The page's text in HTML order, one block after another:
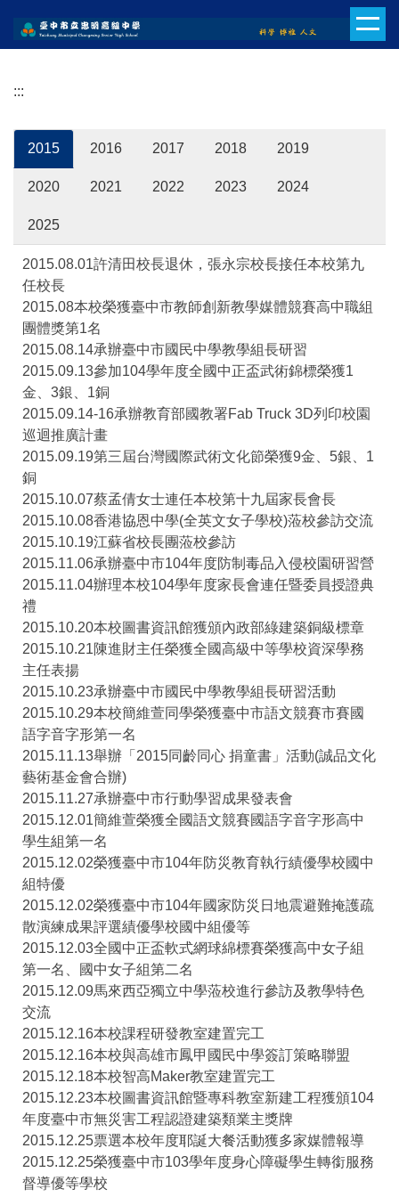
到
內
:::
2015 2016 2017 2018 2019
2020 2021 2022 2023 2024
2025
2015.08.01許清田校長退休，張永宗校長接任本校第九
任校長
2015.08本校榮獲臺中市教師創新教學媒體競賽高中職組
團體獎第1名
2015.08.14承辦臺中市國民中學教學組長研習
2015.09.13參加104學年度全國中正盃武術錦標榮獲1
金、3銀、1銅
2015.09.14-16承辦教育部國教署Fab Truck 3D列印校園
巡迴推廣計畫
2015.09.19第三屆台灣國際武術文化節榮獲9金、5銀、1
銅
2015.10.07蔡孟倩女士連任本校第十九屆家長會長
2015.10.08香港協恩中學(全英文女子學校)蒞校參訪交流
2015.10.19江蘇省校長團蒞校參訪
2015.11.06承辦臺中市104年度防制毒品入侵校園研習營
2015.11.04辦理本校104學年度家長會連任暨委員授證典
禮
2015.10.20本校圖書資訊館獲頒內政部綠建築銅級標章
2015.10.21陳進財主任榮獲全國高級中等學校資深學務
主任表揚
2015.10.23承辦臺中市國民中學教學組長研習活動
2015.10.29本校簡維萱同學榮獲臺中市語文競賽市賽國
語字音字形第一名
2015.11.13舉辦「2015同齡同心 捐童書」活動(誠品文化
藝術基金會合辦)
2015.11.27承辦臺中市行動學習成果發表會
2015.12.01簡維萱榮獲全國語文競賽國語字音字形高中
學生組第一名
2015.12.02榮獲臺中市104年防災教育執行績優學校國中
組特優
2015.12.02榮獲臺中市104年國家防災日地震避難掩護疏
散演練成果評選績優學校國中組優等
2015.12.03全國中正盃軟式網球綿標賽榮獲高中女子組
第一名、國中女子組第二名
2015.12.09馬來西亞獨立中學蒞校進行參訪及教學特色
交流
2015.12.16本校課程研發教室建置完工
2015.12.16本校與高雄市鳳甲國民中學簽訂策略聯盟
2015.12.18本校智高Maker教室建置完工
2015.12.23本校圖書資訊館暨專科教室新建工程獲頒104
年度臺中市無災害工程認證建築類業主獎牌
2015.12.25票選本校年度耶誕大餐活動獲多家媒體報導
2015.12.25榮獲臺中市103學年度身心障礙學生轉銜服務
督導優等學校